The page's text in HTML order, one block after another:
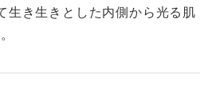
生き生きとした内側から光る肌